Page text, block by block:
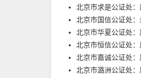
北京市求是公证处
北京市国信公证处：
北京市华夏公证处
北京市恒信公证处
北京市嘉诚公证处
北京市潞洲公证处